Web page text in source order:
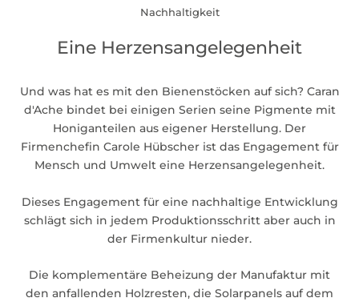
Nachhaltigkeit
Eine Herzensangelegenheit
Und was hat es mit den Bienenstöcken auf sich? Caran
d'Ache bindet bei einigen Serien seine Pigmente mit
Honiganteilen aus eigener Herstellung. Der
Firmenchefin Carole Hübscher ist das Engagement für
Mensch und Umwelt eine Herzensangelegenheit.
Dieses Engagement für eine nachhaltige Entwicklung
schlägt sich in jedem Produktionsschritt aber auch in
der Firmenkultur nieder.
Die komplementäre Beheizung der Manufaktur mit
den anfallenden Holzresten, die Solarpanels auf dem